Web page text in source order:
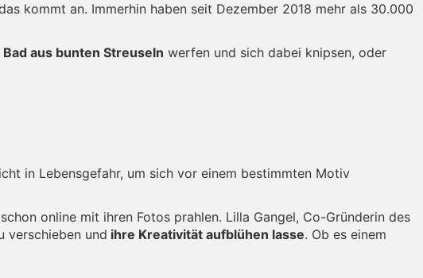
kommt an. Immerhin haben seit Dezember 2018 mehr als 30.000
Bad aus bunten Streuseln werfen und sich dabei knipsen, oder
in Lebensgefahr, um sich vor einem bestimmten Motiv
online mit ihren Fotos prahlen. Lilla Gangel, Co-Gründerin des
verschieben und ihre Kreativität aufblühen lasse. Ob es einem